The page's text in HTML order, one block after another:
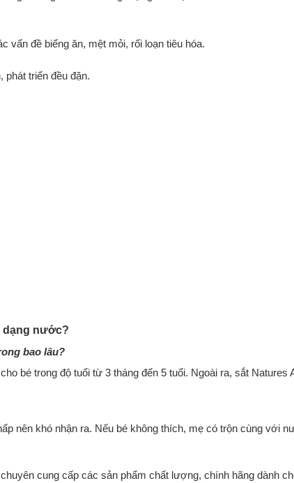
vấn đề biếng ăn, mệt mỏi, rối loạn tiêu hóa.
phát triển đều đặn.
dạng nước?
bao lâu?
bé trong độ tuổi từ 3 tháng đến 5 tuổi. Ngoài ra, sắt
nên khó nhận ra. Nếu bé không thích, mẹ có trộn cùng với
cung cấp các sản phẩm chất lượng, chính hãng dành